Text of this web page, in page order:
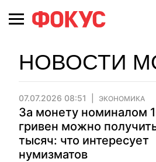
НОВОСТИ
07.07.2026 08:51 ЭКОНОМИКА
За монету номиналом
гривен можно
тысяч: что интересует
нумизматов